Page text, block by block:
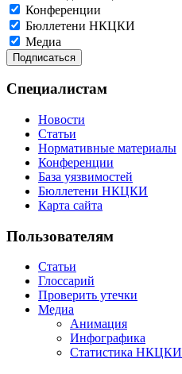
Конференции
Бюллетени НКЦКИ
Медиа
Специалистам
Новости
Статьи
Нормативные материалы
Конференции
База уязвимостей
Бюллетени НКЦКИ
Карта сайта
Пользователям
Статьи
Глоссарий
Проверить утечки
Медиа
Анимация
Инфографика
Статистика НКЦКИ